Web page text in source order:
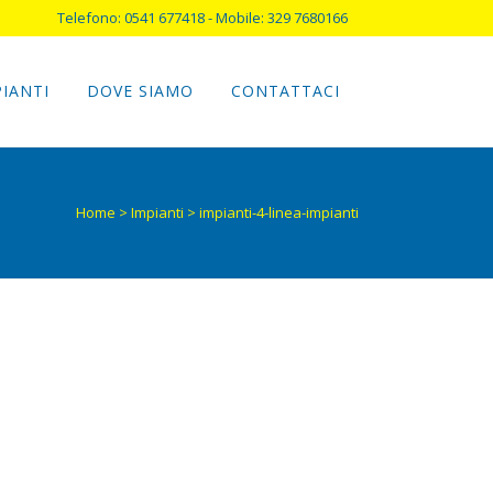
Telefono: 0541 677418 - Mobile: 329 7680166
DOVE SIAMO CONTATTACI
Home > Impianti > impianti-4-linea-impianti